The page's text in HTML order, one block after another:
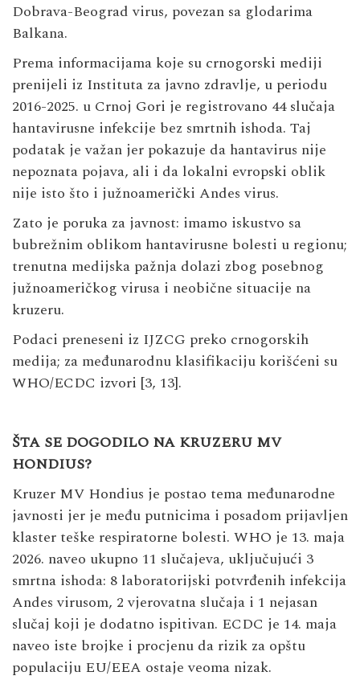
Dobrava-Beograd virus, povezan sa glodarima
Balkana.
Prema informacijama koje su crnogorski mediji
prenijeli iz Instituta za javno zdravlje, u periodu
2016-2025. u Crnoj Gori je registrovano 44 slučaja
hantavirusne infekcije bez smrtnih ishoda. Taj
podatak je važan jer pokazuje da hantavirus nije
nepoznata pojava, ali i da lokalni evropski oblik
nije isto što i južnoamerički Andes virus.
Zato je poruka za javnost: imamo iskustvo sa
bubrežnim oblikom hantavirusne bolesti u regionu;
trenutna medijska pažnja dolazi zbog posebnog
južnoameričkog virusa i neobične situacije na
kruzeru.
Podaci preneseni iz IJZCG preko crnogorskih
medija; za međunarodnu klasifikaciju korišćeni su
WHO/ECDC izvori [3, 13].
ŠTA SE DOGODILO NA KRUZERU MV
HONDIUS?
Kruzer MV Hondius je postao tema međunarodne
javnosti jer je među putnicima i posadom prijavljen
klaster teške respiratorne bolesti. WHO je 13. maja
2026. naveo ukupno 11 slučajeva, uključujući 3
smrtna ishoda: 8 laboratorijski potvrđenih infekcija
Andes virusom, 2 vjerovatna slučaja i 1 nejasan
slučaj koji je dodatno ispitivan. ECDC je 14. maja
naveo iste brojke i procjenu da rizik za opštu
populaciju EU/EEA ostaje veoma nizak.